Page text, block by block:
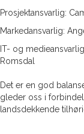
Prosjektansvarlig:
Markedansvarlig:
IT- og
Romsdal
Det er en god
gleder oss i
landsdekkende